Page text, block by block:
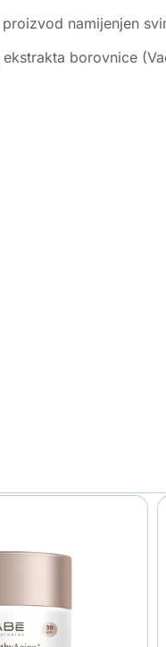
namijenjen
borovnice